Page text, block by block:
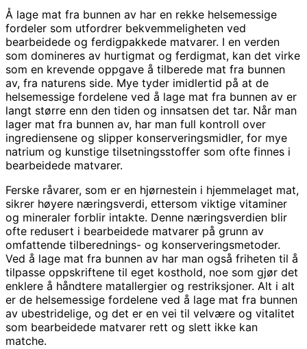
Å lage mat fra bunnen av har en rekke helsemessige
fordeler som utfordrer bekvemmeligheten ved
bearbeidede og ferdigpakkede matvarer. I en verden
som domineres av hurtigmat og ferdigmat, kan det virke
som en krevende oppgave å tilberede mat fra bunnen
av, fra naturens side. Mye tyder imidlertid på at de
helsemessige fordelene ved å lage mat fra bunnen av er
langt større enn den tiden og innsatsen det tar. Når man
lager mat fra bunnen av, har man full kontroll over
ingrediensene og slipper konserveringsmidler, for mye
natrium og kunstige tilsetningsstoffer som ofte finnes i
bearbeidede matvarer.
Ferske råvarer, som er en hjørnestein i hjemmelaget mat,
sikrer høyere næringsverdi, ettersom viktige vitaminer
og mineraler forblir intakte. Denne næringsverdien blir
ofte redusert i bearbeidede matvarer på grunn av
omfattende tilberednings- og konserveringsmetoder.
Ved å lage mat fra bunnen av har man også friheten til å
tilpasse oppskriftene til eget kosthold, noe som gjør det
enklere å håndtere matallergier og restriksjoner. Alt i alt
er de helsemessige fordelene ved å lage mat fra bunnen
av ubestridelige, og det er en vei til velvære og vitalitet
som bearbeidede matvarer rett og slett ikke kan
matche.